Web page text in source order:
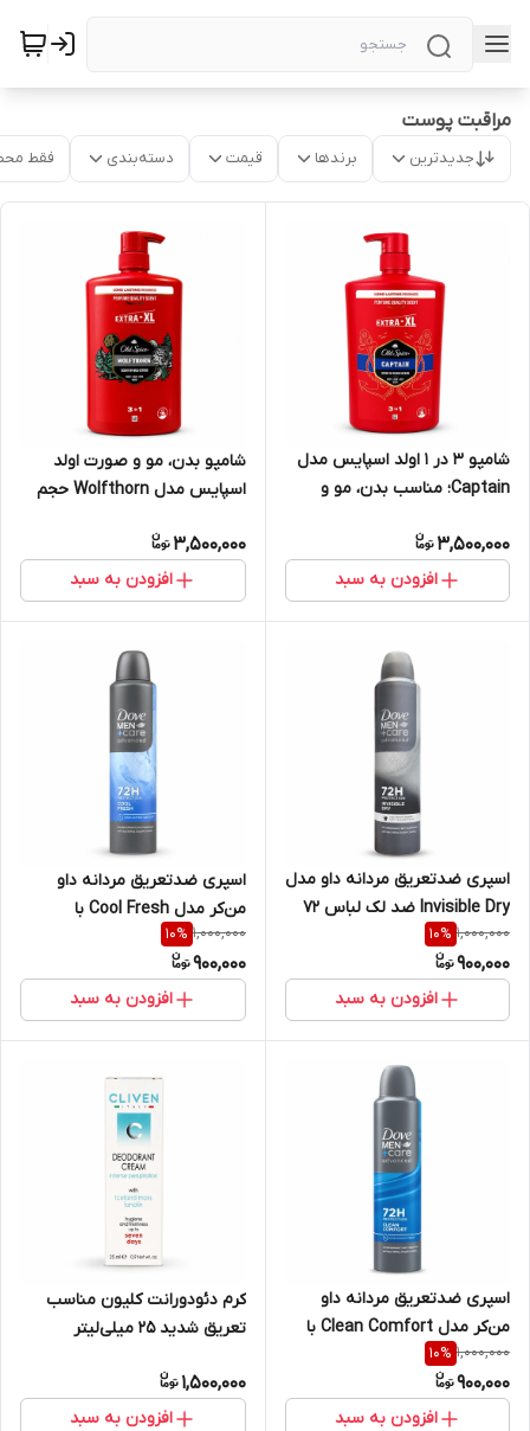
مراقبت پوست
جدیدترین برندها قیمت دسته‌بندی فقط
شامپو ۳ در ۱ اولد اسپایس مدل
Captain؛ مناسب بدن، مو و
3,500,000
افزودن به سبد
شامپو بدن، مو و صورت اولد
اسپایس مدل Wolfthorn حجم
3,500,000
افزودن به سبد
اسپری ضدتعریق مردانه داو مدل
Invisible Dry ضد لک لباس 72
ساعته
1,000,000
10%
900,000
افزودن به سبد
اسپری ضدتعریق مردانه داو
من‌کر مدل Cool Fresh با
محافظت 72 ساعته
1,000,000
10%
900,000
افزودن به سبد
اسپری ضدتعریق مردانه داو
من‌کر مدل Clean Comfort با
محافظت 72 ساعته
1,000,000
10%
900,000
افزودن به سبد
کرم دئودورانت کلیون مناسب
تعریق شدید 25 میلی‌لیتر
1,500,000
افزودن به سبد